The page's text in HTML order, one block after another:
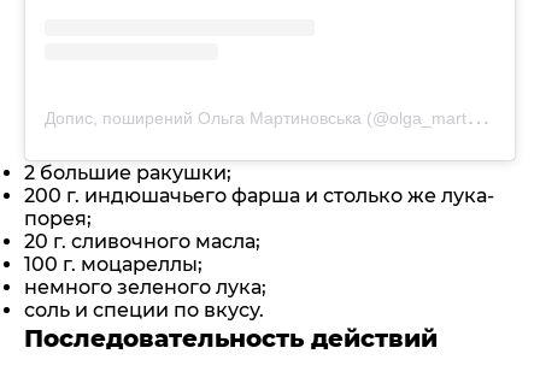
Д
опис, поширений Ольга Мартиновська (@olga_martynovska)
2 большие ракушки;
200 г. индюшачьего фарша и столько же лука-
порея;
20 г. сливочного масла;
100 г. моцареллы;
немного зеленого лука;
соль и специи по вкусу.
Последовательность действий